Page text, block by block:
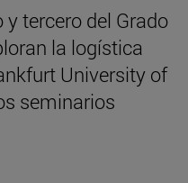
tercero del Grado
la logística
University of
seminarios